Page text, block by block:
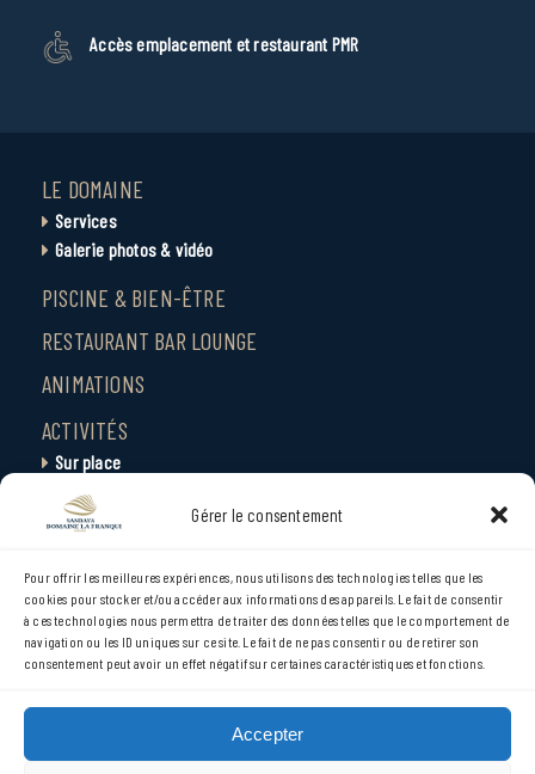
Gérer le consentement
Pour offrir les meilleures expériences, nous utilisons des technologies telles que les
cookies pour stocker et/ou accéder aux informations des appareils. Le fait de consentir
à ces technologies nous permettra de traiter des données telles que le comportement de
navigation ou les ID uniques sur ce site. Le fait de ne pas consentir ou de retirer son
consentement peut avoir un effet négatif sur certaines caractéristiques et fonctions.
Accepter
Accès emplacement et restaurant PMR
LE DOMAINE
Services
Galerie photos & vidéo
PISCINE & BIEN-ÊTRE
RESTAURANT BAR LOUNGE
ANIMATIONS
ACTIVITÉS
Sur place
Environs
Villes et Sites
SERVICE-CENTER
CONTACT
ACCÈS
ACTUALITÉS